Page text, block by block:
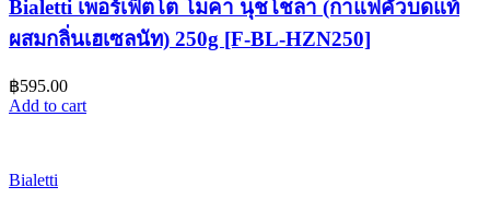
Bialetti เพอร์เฟ็ตโต โมคา นุชโชลา (กาแฟคั่วบดแท้
ผสมกลิ่นเฮเซลนัท) 250g [F-BL-HZN250]
฿595.00
Add to cart
Bialetti